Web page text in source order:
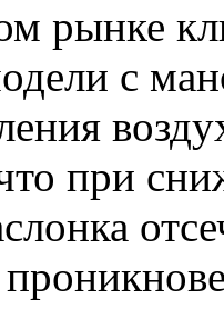
рынке
с
при